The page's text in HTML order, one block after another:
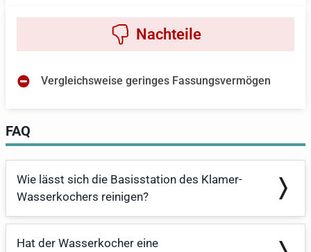
Vergleichsweise geringes Fassungsvermögen
FAQ
Wie lässt sich die Basisstation des Klamer-
Wasserkochers reinigen?
Hat der Wasserkocher eine